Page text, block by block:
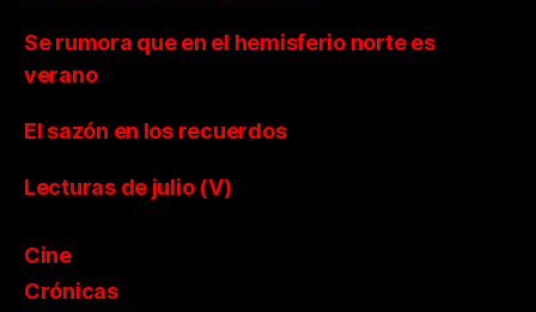
Se rumora que en el hemisferio norte es
verano
El sazón en los recuerdos
Lecturas de julio (V)
Cine
Crónicas